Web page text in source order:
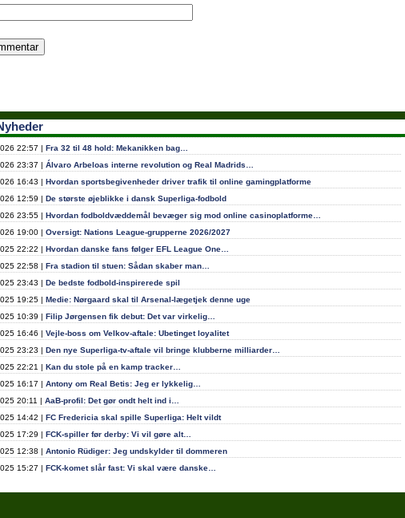
22:57 | Fra 32 til 48 hold: Mekanikken bag…
23:37 | Álvaro Arbeloas interne revolution og Real Madrids…
16:43 | Hvordan sportsbegivenheder driver trafik til online gamingplatforme
12:59 | De største øjeblikke i dansk Superliga-fodbold
23:55 | Hvordan fodboldvæddemål bevæger sig mod online casinoplatforme…
19:00 | Oversigt: Nations League-grupperne 2026/2027
22:22 | Hvordan danske fans følger EFL League One…
22:58 | Fra stadion til stuen: Sådan skaber man…
23:43 | De bedste fodbold-inspirerede spil
19:25 | Medie: Nørgaard skal til Arsenal-lægetjek denne uge
10:39 | Filip Jørgensen fik debut: Det var virkelig…
16:46 | Vejle-boss om Velkov-aftale: Ubetinget loyalitet
23:23 | Den nye Superliga-tv-aftale vil bringe klubberne milliarder…
22:21 | Kan du stole på en kamp tracker…
16:17 | Antony om Real Betis: Jeg er lykkelig…
20:11 | AaB-profil: Det gør ondt helt ind i…
14:42 | FC Fredericia skal spille Superliga: Helt vildt
17:29 | FCK-spiller før derby: Vi vil gøre alt…
12:38 | Antonio Rüdiger: Jeg undskylder til dommeren
15:27 | FCK-komet slår fast: Vi skal være danske…